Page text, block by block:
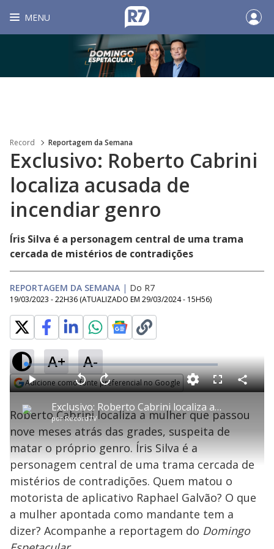
MENU
Record Reportagem da Semana
Exclusivo: Roberto Cabrini
localiza acusada de
incendiar genro
Íris Silva é a personagem central de uma trama
cercada de mistérios de contradições
REPORTAGEM DA SEMANA | Do R7
19/03/2023 - 22H36 (ATUALIZADO EM 29/03/2024 - 15H56)
A+ A-
Adicione como fonte preferencial no Google
P
l
a
y
Exclusivo: Roberto Cabrini localiza acusada de incendiar genro
porRecordTV
P V
l
t
a
r
1
0
e
g
n
d
s
A
a
n
ç
a
s
e
g
u
n
o
s
M
u
d
L
o
a
d
e
:
0
.
7
7
%
F
l
s
c
e
C
o
a
r
Roberto Cabrini localiza a mulher que passou
nove meses atrás das grades, suspeita de
matar o próprio genro. Íris Silva é a
personagem central de uma trama cercada de
mistérios de contradições. Quem matou o
motorista de aplicativo Raphael Galvão? O que
a mulher apontada como mandante tem a
dizer? Acompanhe a reportagem do Domingo